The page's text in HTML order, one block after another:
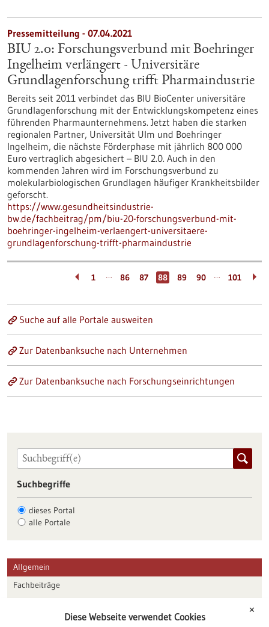
Pressemitteilung - 07.04.2021
BIU 2.0: Forschungsverbund mit Boehringer
Ingelheim verlängert - Universitäre
Grundlagenforschung trifft Pharmaindustrie
Bereits seit 2011 verbindet das BIU BioCenter universitäre
Grundlagenforschung mit der Entwicklungskompetenz eines
führenden Pharmaunternehmens. Jetzt haben die starken
regionalen Partner, Universität Ulm und Boehringer
Ingelheim, die nächste Förderphase mit jährlich 800 000
Euro vertraglich abgesichert – BIU 2.0. Auch in den
kommenden Jahren wird im Forschungsverbund zu
molekularbiologischen Grundlagen häufiger Krankheitsbilder
geforscht.
https://www.gesundheitsindustrie-
bw.de/fachbeitrag/pm/biu-20-forschungsverbund-mit-
boehringer-ingelheim-verlaengert-universitaere-
grundlagenforschung-trifft-pharmaindustrie
1 … 86 87 88 89 90 … 101
Suche auf alle Portale ausweiten
Zur Datenbanksuche nach Unternehmen
Zur Datenbanksuche nach Forschungseinrichtungen
Suchbegriffe
dieses Portal
alle Portale
Allgemein
Fachbeiträge
Veranstaltungen
✕
Diese Webseite verwendet Cookies